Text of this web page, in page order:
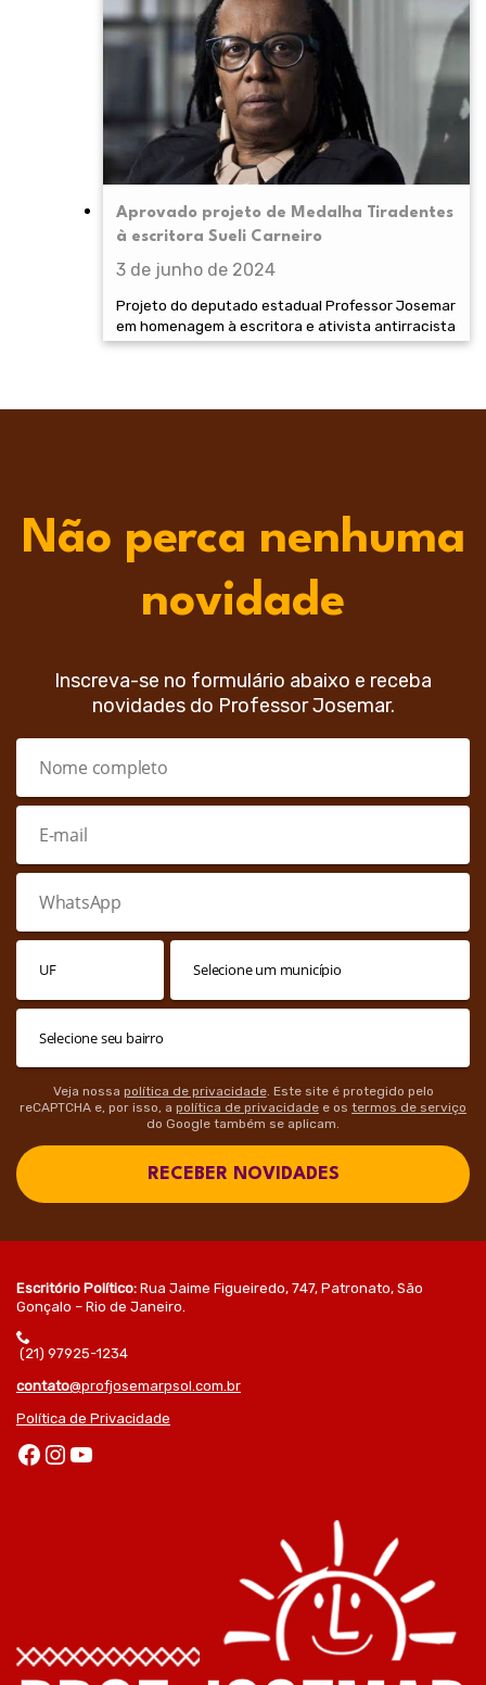
Aprovado projeto de Medalha Tiradentes
à escritora Sueli Carneiro
3 de junho de 2024
Projeto do deputado estadual Professor Josemar
em homenagem à escritora e ativista antirracista
Não perca nenhuma
novidade
Inscreva-se no formulário abaixo e receba
novidades do Professor Josemar.
Veja nossa política de privacidade. Este site é protegido pelo
reCAPTCHA e, por isso, a política de privacidade e os termos de serviço
do Google também se aplicam.
RECEBER NOVIDADES
Escritório Político: Rua Jaime Figueiredo, 747, Patronato, São
Gonçalo – Rio de Janeiro.
(21) 97925-1234
contato@profjosemarpsol.com.br
Política de Privacidade
Facebook Instagram Youtube